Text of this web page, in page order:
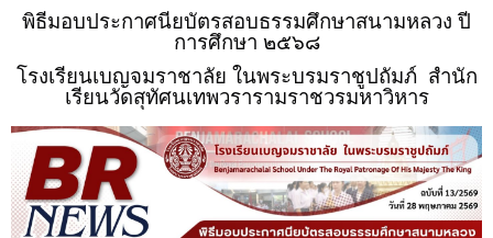
พิธีมอบประกาศนียบัตรสอบธรรมศึกษาสนามหลวง ปี
การศึกษา ๒๕๖๘
โรงเรียนเบญจมราชาลัย ในพระบรมราชูปถัมภ์ สำนัก
เรียนวัดสุทัศนเทพวรารามราชวรมหาวิหาร